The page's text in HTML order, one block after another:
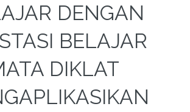
DENGAN
BELAJAR
DIKLAT